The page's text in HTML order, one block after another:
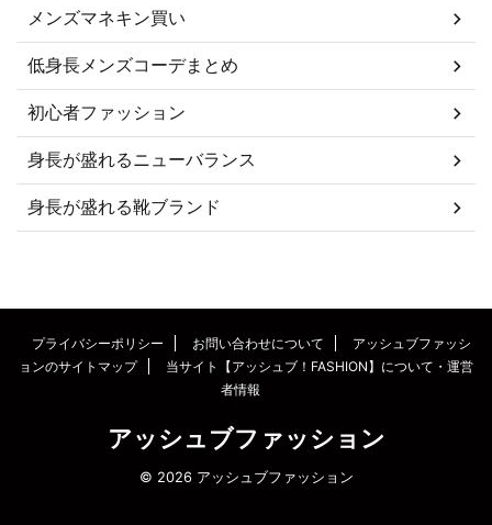
メンズマネキン買い
低身長メンズコーデまとめ
初心者ファッション
身長が盛れるニューバランス
身長が盛れる靴ブランド
プライバシーポリシー お問い合わせについて
アッシュブファッシ
ョンのサイトマップ
当サイト【アッシュブ！FASHION】について・運営
者情報
アッシュブファッション
© 2026 アッシュブファッション